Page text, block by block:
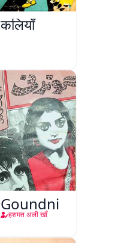
कलियाँ
Goundni
हशमत अली खाँ